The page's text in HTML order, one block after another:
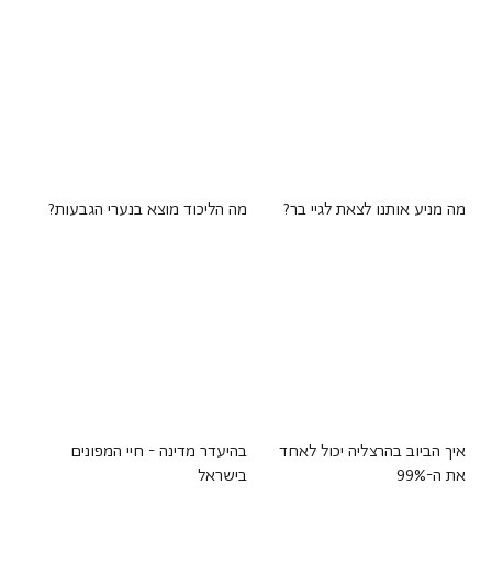
מה מניע אותנו לצאת לגיי בר? מה הליכוד מוצא בנערי הגבעות?
איך הביוב בהרצליה יכול לאחד
את ה-99%
בהיעדר מדינה - חיי המפונים
בישראל